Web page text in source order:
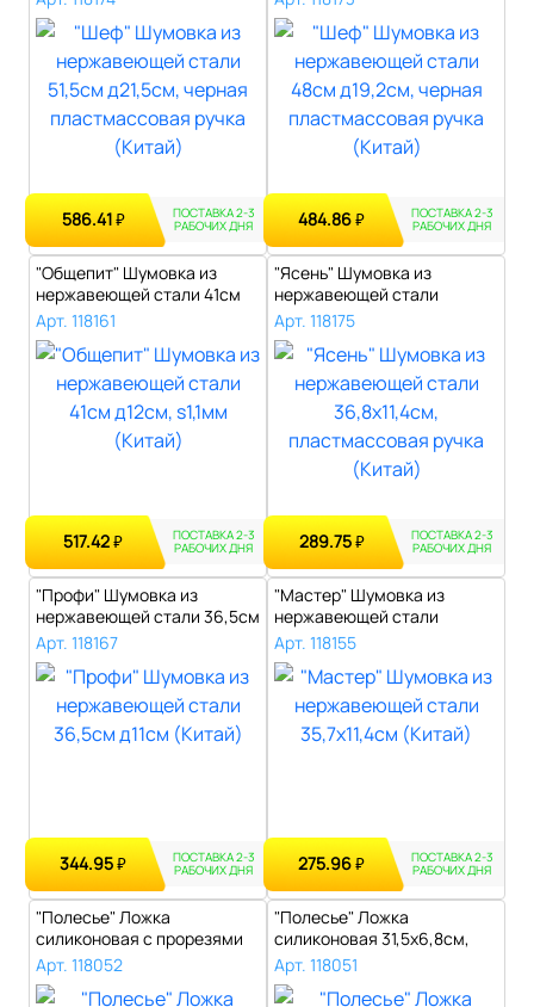
586.41₽ ПОСТАВКА 2-3
РАБОЧИХ ДНЯ 484.86₽ ПОСТАВКА 2-3
РАБОЧИХ ДНЯ
"Общепит" Шумовка из
нержавеющей стали 41см
д12см, s1,1..
Арт. 118161
517.42₽ ПОСТАВКА 2-3
РАБОЧИХ ДНЯ
"Ясень" Шумовка из
нержавеющей стали
36,8х11,4см, пласт..
Арт. 118175
289.75₽ ПОСТАВКА 2-3
РАБОЧИХ ДНЯ
"Профи" Шумовка из
нержавеющей стали 36,5см
д11см (Кита..
Арт. 118167
344.95₽ ПОСТАВКА 2-3
РАБОЧИХ ДНЯ
"Мастер" Шумовка из
нержавеющей стали
35,7х11,4см (Кита..
Арт. 118155
275.96₽ ПОСТАВКА 2-3
РАБОЧИХ ДНЯ
"Полесье" Ложка
силиконовая с прорезями
31,5х6,8см, дер..
Арт. 118052
"Полесье" Ложка
силиконовая 31,5х6,8см,
деревянная ручк..
Арт. 118051